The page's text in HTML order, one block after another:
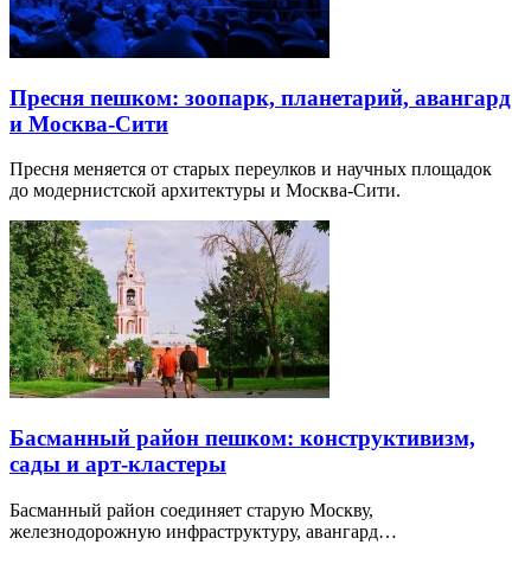
Пресня пешком: зоопарк, планетарий, авангард
и Москва-Сити
Пресня меняется от старых переулков и научных площадок
до модернистской архитектуры и Москва-Сити.
Басманный район пешком: конструктивизм,
сады и арт-кластеры
Басманный район соединяет старую Москву,
железнодорожную инфраструктуру, авангард…